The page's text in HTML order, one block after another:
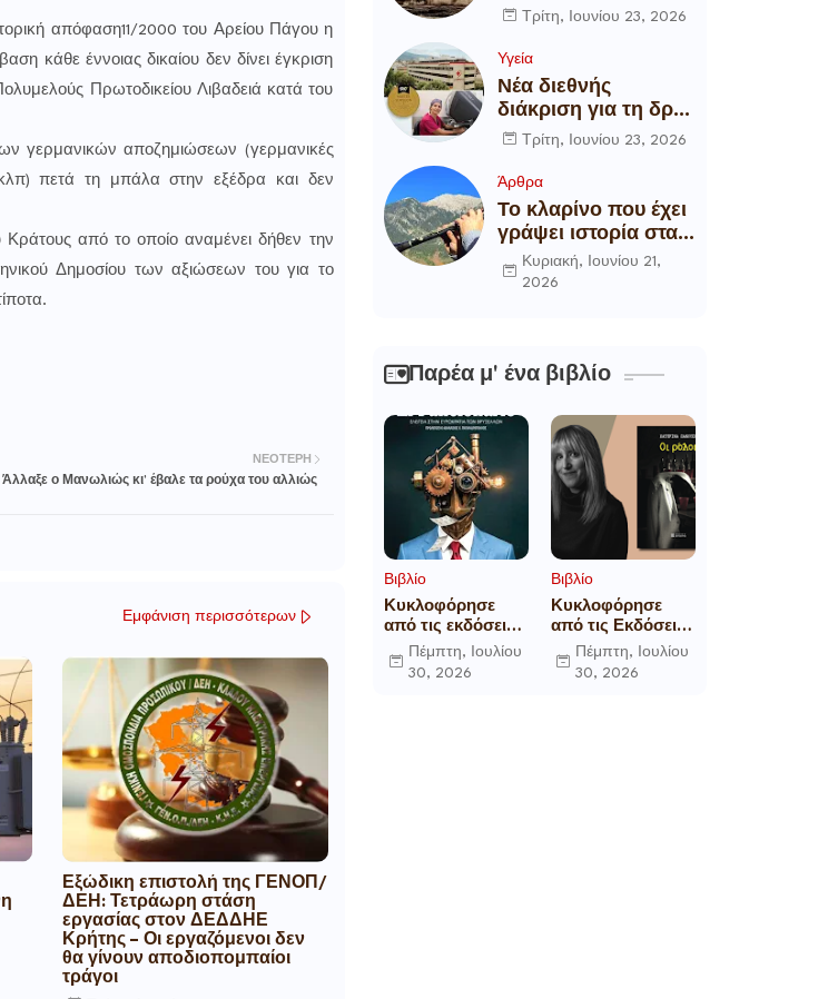
απόφαση11/2000 του Αρείου Πάγου η
κάθε έννοιας δικαίου δεν δίνει έγκριση
Πρωτοδικείου Λιβαδειά κατά του
γερμανικών αποζημιώσεων (γερμανικές
κλπ) πετά τη μπάλα στην εξέδρα και δεν
από το οποίο αναμένει δήθεν την
Δημοσίου των αξιώσεων του για το
ΝΕΌΤΕΡΗ
ο Μανωλιώς κι’ έβαλε τα ρούχα του αλλιώς
Εμφάνιση περισσότερων
Εξώδικη επιστολή της ΓΕΝΟΠ/
ΔΕΗ: Τετράωρη στάση
εργασίας στον ΔΕΔΔΗΕ
Κρήτης – Οι εργαζόμενοι δεν
θα γίνουν αποδιοπομπαίοι
τράγοι
αποξήλωση των
υποδομών της
χώρας
Τρίτη, Ιουνίου 23, 2026
Υγεία
Νέα διεθνής
διάκριση για τη δρ
Θάλεια
Διευθύντρια
Xειρουργό του
Metropolitan
General
Τρίτη, Ιουνίου 23, 2026
Άρθρα
Το κλαρίνο που έχει
γράψει ιστορία στα
χωριά της Ρούμελης
Κυριακή, Ιουνίου 21,
2026
Παρέα μ' ένα βιβλίο
Βιβλίο
Κυκλοφόρησε
από τις εκδόσεις
Gema το
μυθιστόρημα του
Πέμπτη, Ιουλίου
30, 2026
Βιβλίο
Κυκλοφόρησε
από τις Εκδόσεις
Επίμετρο το
αστυνομικό
Πέμπτη, Ιουλίου
30, 2026